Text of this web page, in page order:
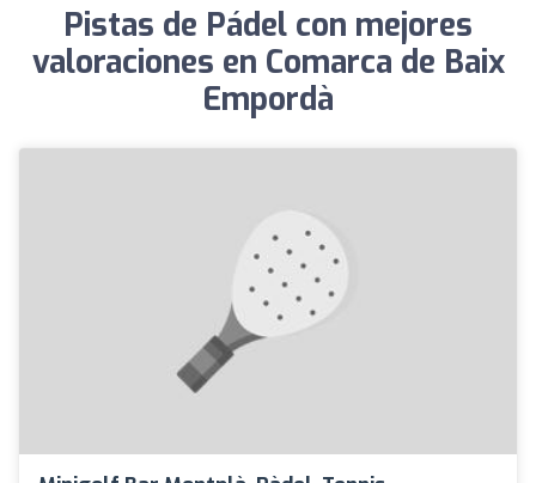
Pistas de Pádel con mejores
valoraciones en Comarca de Baix
Empordà